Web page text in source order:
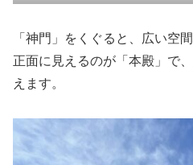
「神門」をくぐると、広い空
正面に見えるのが「本殿」で
えます。